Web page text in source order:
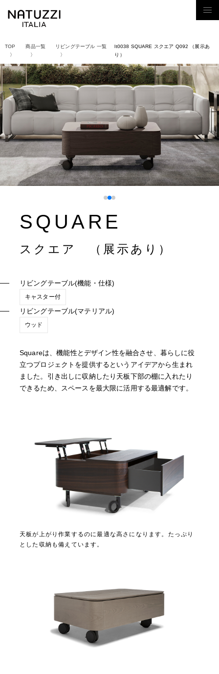
TOP 商品一覧 リビングテーブル 一覧
lt0038 SQUARE スクエア Q092 （展示あ
り）
SQUARE
スクエア （展示あり）
リビングテーブル(機能・仕様)
キャスター付
リビングテーブル(マテリアル)
ウッド
Squareは、機能性とデザイン性を融合させ、暮らしに役
立つプロジェクトを提供するというアイデアから生まれ
ました。引き出しに収納したり天板下部の棚に入れたり
できるため、スペースを最大限に活用する最適解です。
天板が上がり作業するのに最適な高さになります。たっぷり
とした収納も備えています。